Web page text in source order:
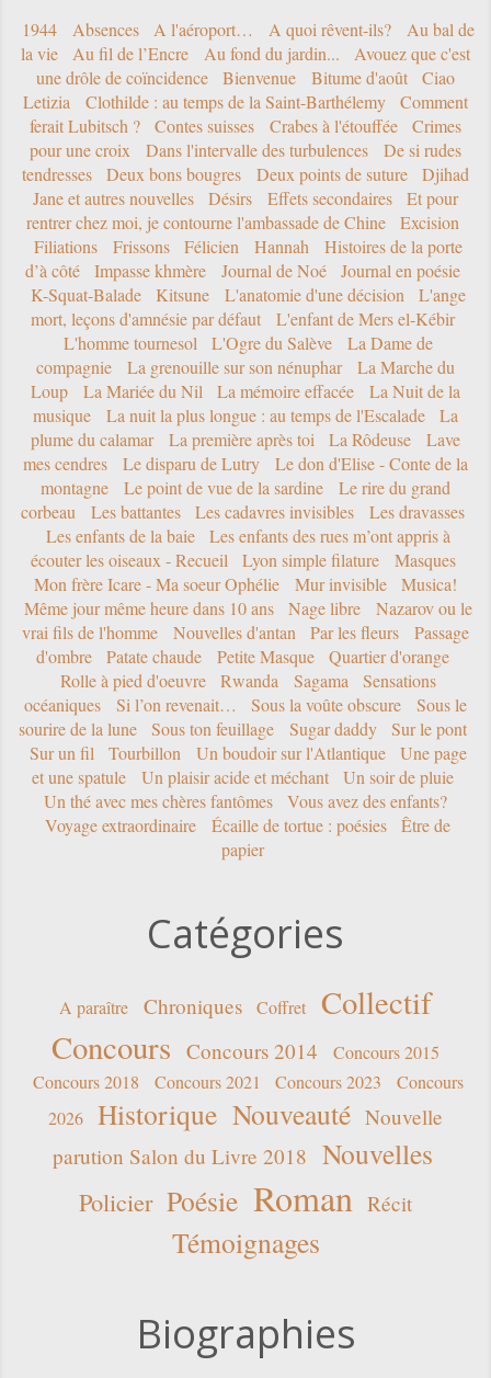
1944 Absences A l'aéroport… A quoi rêvent-ils?
Au bal de
la vie
Au fil de l’Encre Au fond du jardin...
Avouez que c'est
une drôle de coïncidence
Bienvenue Bitume d'août
Ciao
Letizia
Clothilde : au temps de la Saint-Barthélemy
Comment
ferait Lubitsch ?
Contes suisses Crabes à l'étouffée
Crimes
pour une croix
Dans l'intervalle des turbulences
De si rudes
tendresses
Deux bons bougres Deux points de suture
Djihad
Jane et autres nouvelles
Désirs Effets secondaires
Et pour
rentrer chez moi, je contourne l'ambassade de Chine
Excision
Filiations
Frissons Félicien Hannah
Histoires de la porte
d’à côté
Impasse khmère Journal de Noé
Journal en poésie
K-Squat-Balade
Kitsune L'anatomie d'une décision
L'ange
mort, leçons d'amnésie par défaut
L'enfant de Mers el-Kébir
L'homme tournesol
L'Ogre du Salève
La Dame de
compagnie
La grenouille sur son nénuphar
La Marche du
Loup
La Mariée du Nil La mémoire effacée
La Nuit de la
musique
La nuit la plus longue : au temps de l'Escalade
La
plume du calamar
La première après toi La Rôdeuse
Lave
mes cendres
Le disparu de Lutry
Le don d'Elise - Conte de la
montagne
Le point de vue de la sardine
Le rire du grand
corbeau
Les battantes Les cadavres invisibles
Les dravasses
Les enfants de la baie
Les enfants des rues m’ont appris à
écouter les oiseaux - Recueil
Lyon simple filature
Masques
Mon frère Icare - Ma soeur Ophélie
Mur invisible
Musica!
Même jour même heure dans 10 ans
Nage libre
Nazarov ou le
vrai fils de l'homme
Nouvelles d'antan Par les fleurs
Passage
d'ombre
Patate chaude Petite Masque
Quartier d'orange
Rolle à pied d'oeuvre
Rwanda Sagama
Sensations
océaniques
Si l’on revenait… Sous la voûte obscure
Sous le
sourire de la lune
Sous ton feuillage Sugar daddy
Sur le pont
Sur un fil
Tourbillon Un boudoir sur l'Atlantique
Une page
et une spatule
Un plaisir acide et méchant
Un soir de pluie
Un thé avec mes chères fantômes
Vous avez des enfants?
Voyage extraordinaire
Écaille de tortue : poésies
Être de
papier
Catégories
A paraître Chroniques Coffret
Collectif
Concours Concours 2014
Concours 2015
Concours 2018
Concours 2021 Concours 2023
Concours
2026
Historique Nouveauté Nouvelle
parution Salon du Livre 2018 Nouvelles
Policier Poésie Roman Récit
Témoignages
Biographies